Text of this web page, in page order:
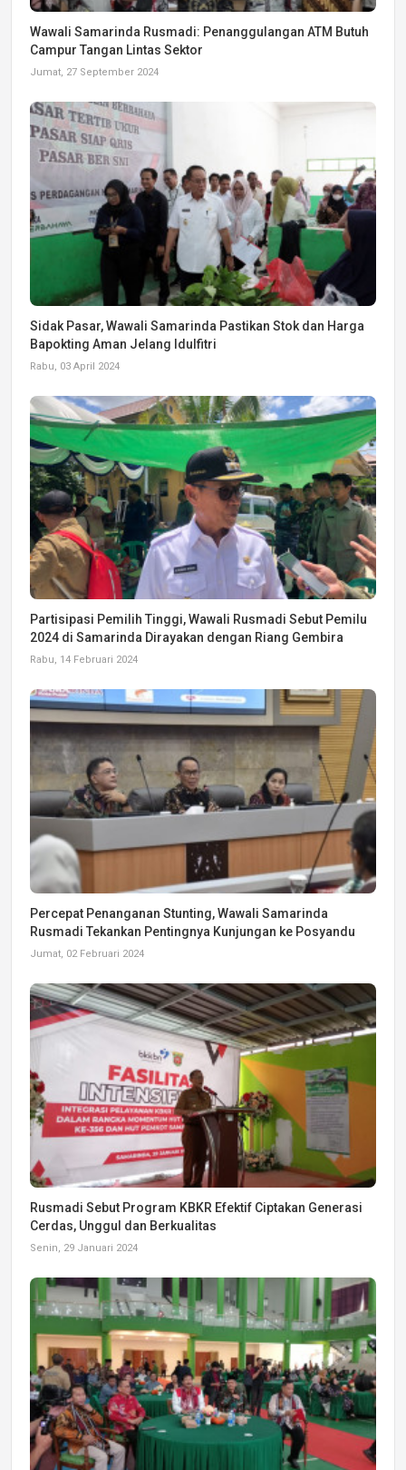
Wawali Samarinda Rusmadi: Penanggulangan ATM Butuh
Campur Tangan Lintas Sektor
Jumat, 27 September 2024
Sidak Pasar, Wawali Samarinda Pastikan Stok dan Harga
Bapokting Aman Jelang Idulfitri
Rabu, 03 April 2024
Partisipasi Pemilih Tinggi, Wawali Rusmadi Sebut Pemilu
2024 di Samarinda Dirayakan dengan Riang Gembira
Rabu, 14 Februari 2024
Percepat Penanganan Stunting, Wawali Samarinda
Rusmadi Tekankan Pentingnya Kunjungan ke Posyandu
Jumat, 02 Februari 2024
Rusmadi Sebut Program KBKR Efektif Ciptakan Generasi
Cerdas, Unggul dan Berkualitas
Senin, 29 Januari 2024